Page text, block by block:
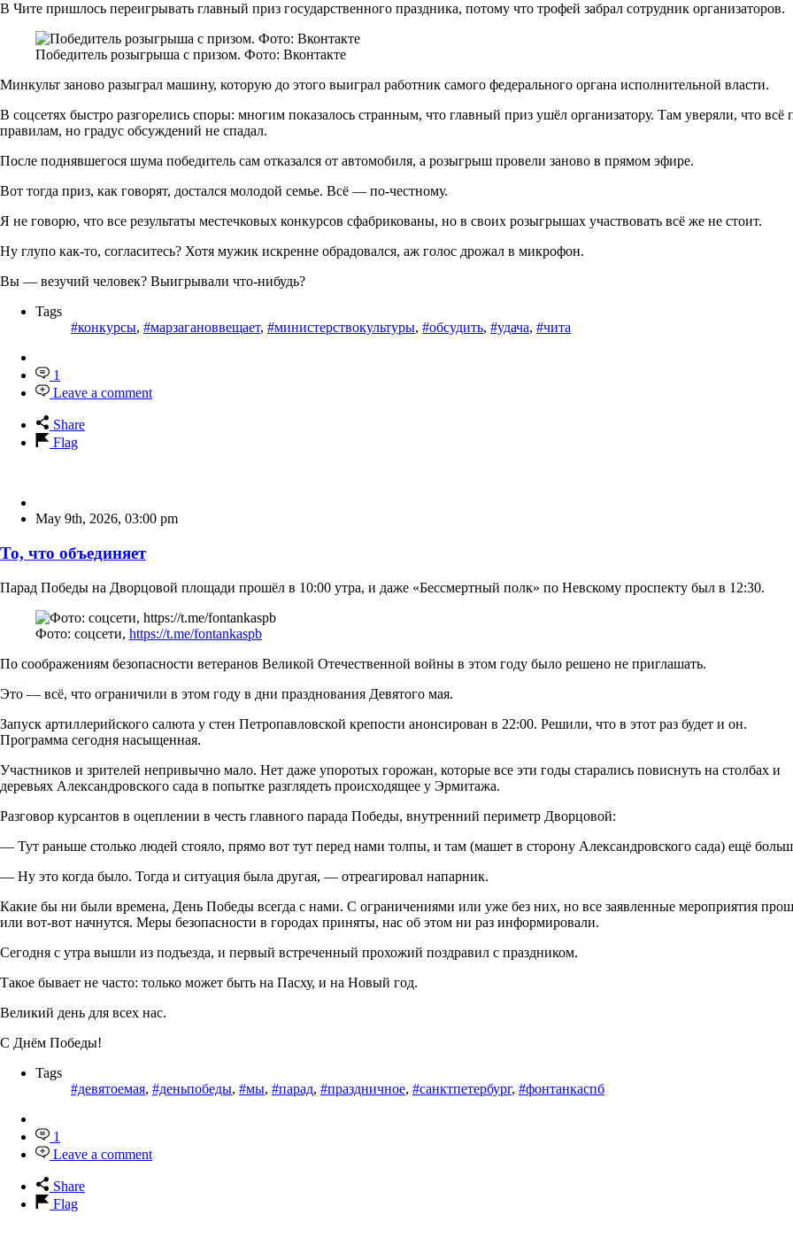
В Чите пришлось переигрывать главный приз государственного праздника, потому что трофей забрал сотрудник организаторов.
Победитель розыгрыша с призом. Фото: Вконтакте
Минкульт заново разыграл машину, которую до этого выиграл работник самого федерального органа исполнительной власти.
В соцсетях быстро разгорелись споры: многим показалось странным, что главный приз ушёл организатору. Там уверяли, что всё
правилам, но градус обсуждений не спадал.
После поднявшегося шума победитель сам отказался от автомобиля, а розыгрыш провели заново в прямом эфире.
Вот тогда приз, как говорят, достался молодой семье. Всё — по-честному.
Я не говорю, что все результаты местечковых конкурсов сфабрикованы, но в своих розыгрышах участвовать всё же не стоит.
Ну глупо как-то, согласитесь? Хотя мужик искренне обрадовался, аж голос дрожал в микрофон.
Вы — везучий человек? Выигрывали что-нибудь?
Tags
#конкурсы, #марзагановвещает, #министерствокультуры, #обсудить, #удача, #чита
1
Leave a comment
Share
Flag
May 9th, 2026, 03:00 pm
То, что объединяет
Парад Победы на Дворцовой площади прошёл в 10:00 утра, и даже «Бессмертный полк» по Невскому проспекту был в 12:30.
Фото: соцсети, https://t.me/fontankaspb
По соображениям безопасности ветеранов Великой Отечественной войны в этом году было решено не приглашать.
Это — всё, что ограничили в этом году в дни празднования Девятого мая.
Запуск артиллерийского салюта у стен Петропавловской крепости анонсирован в 22:00. Решили, что в этот раз будет и он.
Программа сегодня насыщенная.
Участников и зрителей непривычно мало. Нет даже упоротых горожан, которые все эти годы старались повиснуть на столбах и
деревьях Александровского сада в попытке разглядеть происходящее у Эрмитажа.
Разговор курсантов в оцеплении в честь главного парада Победы, внутренний периметр Дворцовой:
— Тут раньше столько людей стояло, прямо вот тут перед нами толпы, и там (машет в сторону Александровского сада) ещё
— Ну это когда было. Тогда и ситуация была другая, — отреагировал напарник.
Какие бы ни были времена, День Победы всегда с нами. С ограничениями или уже без них, но все заявленные мероприятия
или вот-вот начнутся. Меры безопасности в городах приняты, нас об этом ни раз информировали.
Сегодня с утра вышли из подъезда, и первый встреченный прохожий поздравил с праздником.
Такое бывает не часто: только может быть на Пасху, и на Новый год.
Великий день для всех нас.
С Днём Победы!
Tags
#девятоемая, #деньпобеды, #мы, #парад, #праздничное, #санктпетербург, #фонтанкаспб
1
Leave a comment
Share
Flag